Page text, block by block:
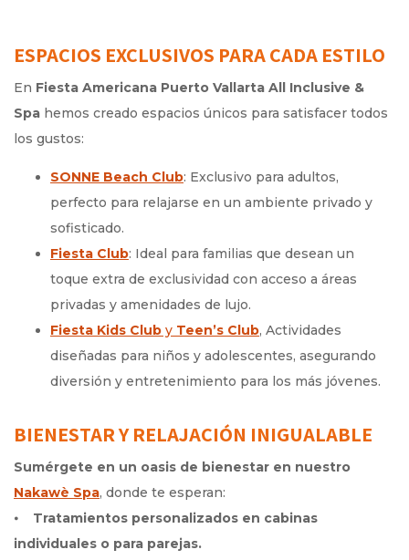
ESPACIOS EXCLUSIVOS PARA CADA ESTILO
En Fiesta Americana Puerto Vallarta All Inclusive &
Spa hemos creado espacios únicos para satisfacer todos
los gustos:
SONNE Beach Club: Exclusivo para adultos,
perfecto para relajarse en un ambiente privado y
sofisticado.
Fiesta Club: Ideal para familias que desean un
toque extra de exclusividad con acceso a áreas
privadas y amenidades de lujo.
Fiesta Kids Club y Teen’s Club, Actividades
diseñadas para niños y adolescentes, asegurando
diversión y entretenimiento para los más jóvenes.
BIENESTAR Y RELAJACIÓN INIGUALABLE
Sumérgete en un oasis de bienestar en nuestro
Nakawè Spa, donde te esperan:
⦁ Tratamientos personalizados en cabinas
individuales o para parejas.